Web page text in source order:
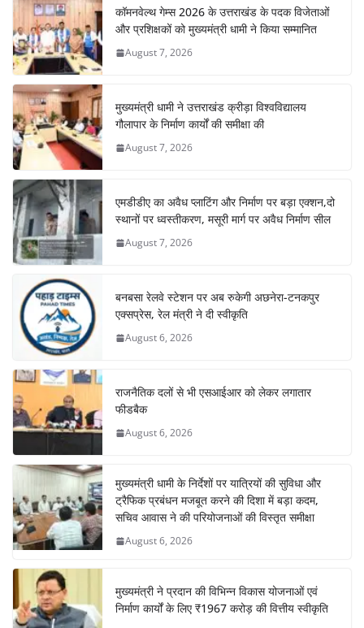
कॉमनवेल्थ गेम्स 2026 के उत्तराखंड के पदक विजेताओं
और प्रशिक्षकों को मुख्यमंत्री धामी ने किया सम्मानित
August 7, 2026
मुख्यमंत्री धामी ने उत्तराखंड क्रीड़ा विश्वविद्यालय
गौलापार के निर्माण कार्यों की समीक्षा की
August 7, 2026
एमडीडीए का अवैध प्लाटिंग और निर्माण पर बड़ा एक्शन,दो
स्थानों पर ध्वस्तीकरण, मसूरी मार्ग पर अवैध निर्माण सील
August 7, 2026
बनबसा रेलवे स्टेशन पर अब रुकेगी अछनेरा-टनकपुर
एक्सप्रेस, रेल मंत्री ने दी स्वीकृति
August 6, 2026
राजनैतिक दलों से भी एसआईआर को लेकर लगातार
फीडबैक
August 6, 2026
मुख्यमंत्री धामी के निर्देशों पर यात्रियों की सुविधा और
ट्रैफिक प्रबंधन मजबूत करने की दिशा में बड़ा कदम,
सचिव आवास ने की परियोजनाओं की विस्तृत समीक्षा
August 6, 2026
मुख्यमंत्री ने प्रदान की विभिन्न विकास योजनाओं एवं
निर्माण कार्यों के लिए ₹1967 करोड़ की वित्तीय स्वीकृति